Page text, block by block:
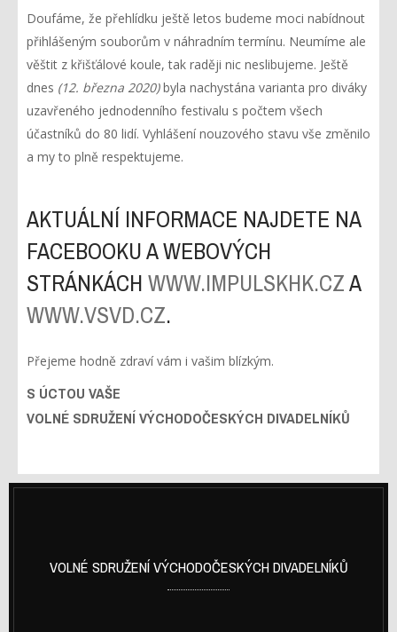
Doufáme, že přehlídku ještě letos budeme moci nabídnout
přihlášeným souborům v náhradním termínu. Neumíme ale
věštit z křišťálové koule, tak raději nic neslibujeme. Ještě
dnes (12. března 2020)byla nachystána varianta pro diváky
uzavřeného jednodenního festivalu s počtem všech
účastníků do 80 lidí. Vyhlášení nouzového stavu vše změnilo
a my to plně respektujeme.
AKTUÁLNÍ INFORMACE NAJDETE NA
FACEBOOKU A WEBOVÝCH
STRÁNKÁCHWWW.IMPULSKHK.CZA
WWW.VSVD.CZ.
Přejeme hodně zdraví vám i vašim blízkým.
S ÚCTOU VAŠE
VOLNÉ SDRUŽENÍ VÝCHODOČESKÝCH DIVADELNÍKŮ
VOLNÉ SDRUŽENÍ VÝCHODOČESKÝCH DIVADELNÍKŮ